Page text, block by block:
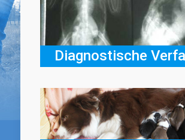
Diagnostische